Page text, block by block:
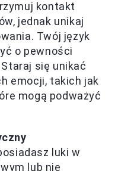
kontakt
jednak unikaj
Twój język
o pewności
się unikać
emocji, takich jak
mogą podważyć
luki w
lub nie